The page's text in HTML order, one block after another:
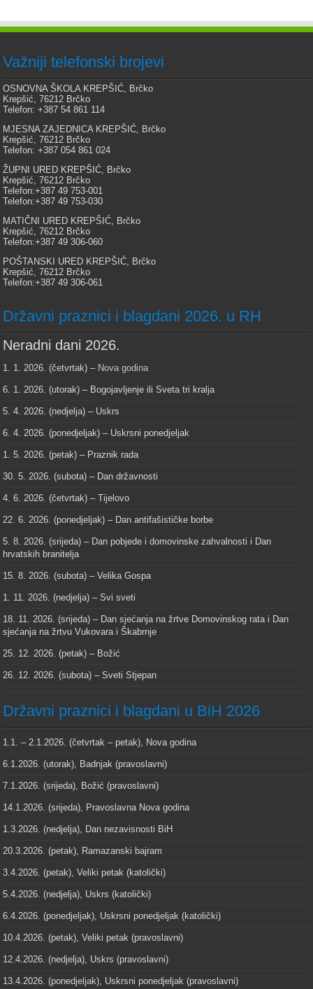
Važniji telefonski brojevi
OSNOVNA ŠKOLA KREPŠIĆ, Brčko
Krepšić, 76212 Brčko
Telefon: +387 54 861 114
MJESNA ZAJEDNICA KREPŠIĆ, Brčko
Krepšić, 76212 Brčko
Telefon: +387 054 861 024
ŽUPNI URED KREPŠIĆ, Brčko
Krepšić, 76212 Brčko
Telefon:+387 49 753-001
Telefon:+387 49 753-030
MATIČNI URED KREPŠIĆ, Brčko
Krepšić, 76212 Brčko
Telefon:+387 49 306-060
POŠTANSKI URED KREPŠIĆ, Brčko
Krepšić, 76212 Brčko
Telefon:+387 49 306-061
Državni praznici i blagdani 2026. u RH
Neradni dani 2026.
1. 1. 2026. (četvrtak) – Nova godina
6. 1. 2026. (utorak) – Bogojavljenje ili Sveta tri kralja
5. 4. 2026. (nedjelja) – Uskrs
6. 4. 2026. (ponedjeljak) – Uskrsni ponedjeljak
1. 5. 2026. (petak) – Praznik rada
30. 5. 2026. (subota) – Dan državnosti
4. 6. 2026. (četvrtak) – Tijelovo
22. 6. 2026. (ponedjeljak) – Dan antifašističke borbe
5. 8. 2026. (srijeda) – Dan pobjede i domovinske zahvalnosti i Dan
hrvatskih branitelja
15. 8. 2026. (subota) – Velika Gospa
1. 11. 2026. (nedjelja) – Svi sveti
18. 11. 2026. (srijeda) – Dan sjećanja na žrtve Domovinskog rata i Dan
sjećanja na žrtvu Vukovara i Škabrnje
25. 12. 2026. (petak) – Božić
26. 12. 2026. (subota) – Sveti Stjepan
Državni praznici i blagdani u BiH 2026
1.1. – 2.1.2026. (četvrtak – petak), Nova godina
6.1.2026. (utorak), Badnjak (pravoslavni)
7.1.2026. (srijeda), Božić (pravoslavni)
14.1.2026. (srijeda), Pravoslavna Nova godina
1.3.2026. (nedjelja), Dan nezavisnosti BiH
20.3.2026. (petak), Ramazanski bajram
3.4.2026. (petak), Veliki petak (katolički)
5.4.2026. (nedjelja), Uskrs (katolički)
6.4.2026. (ponedjeljak), Uskrsni ponedjeljak (katolički)
10.4.2026. (petak), Veliki petak (pravoslavni)
12.4.2026. (nedjelja), Uskrs (pravoslavni)
13.4.2026. (ponedjeljak), Uskrsni ponedjeljak (pravoslavni)